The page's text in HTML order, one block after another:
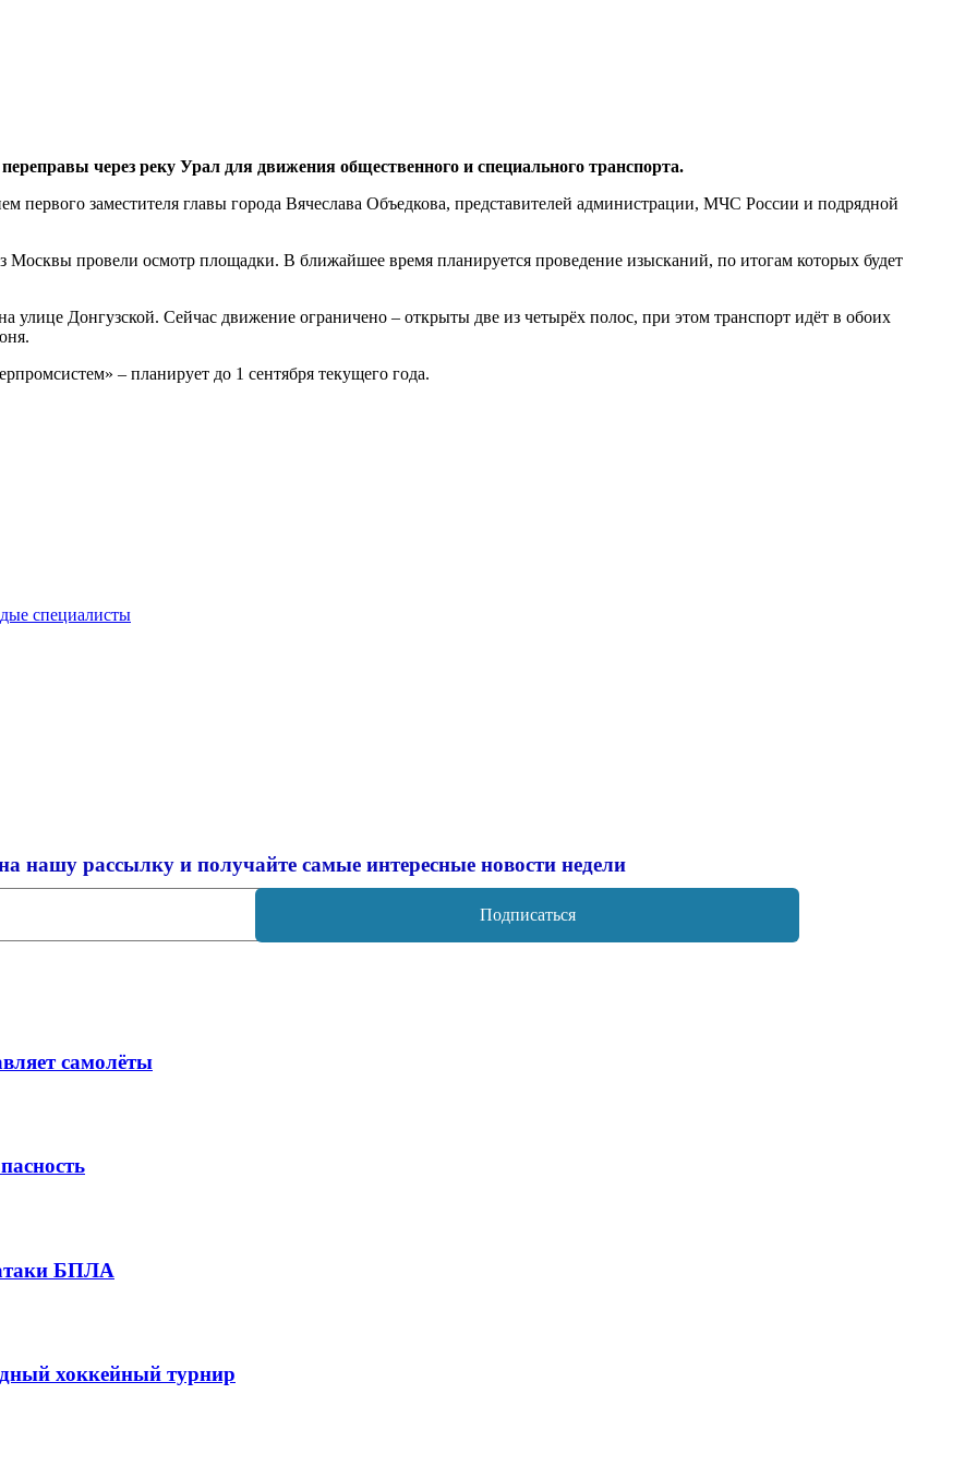
через реку Урал для движения общественного и специального транспорта.
первого заместителя главы города Вячеслава Объедкова, представителей администрации, МЧС России и подрядной
провели осмотр площадки. В ближайшее время планируется проведение изысканий, по итогам которых будет
улице Донгузской. Сейчас движение ограничено – открыты две из четырёх полос, при этом транспорт идёт в обоих
– планирует до 1 сентября текущего года.
специалисты
нашу рассылку и получайте самые интересные новости недели
самолёты
БПЛА
хоккейный турнир